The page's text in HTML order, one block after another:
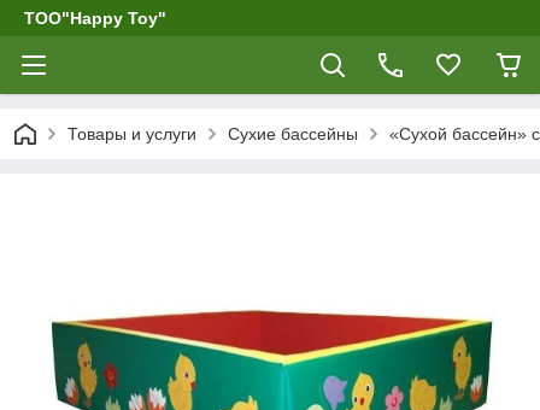
ТОО"Happy Toy"
Товары и услуги Сухие бассейны «Сухой бассейн»